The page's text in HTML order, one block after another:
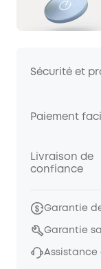
Sécurité et
Paiement
Livraison de
confiance
Garantie
Garantie